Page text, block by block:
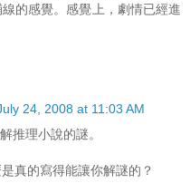
的感覺。感覺上，劇情已經進
24, 2008 at 11:03 AM
推理小說的謎。
真的寫得能讓你解謎的？